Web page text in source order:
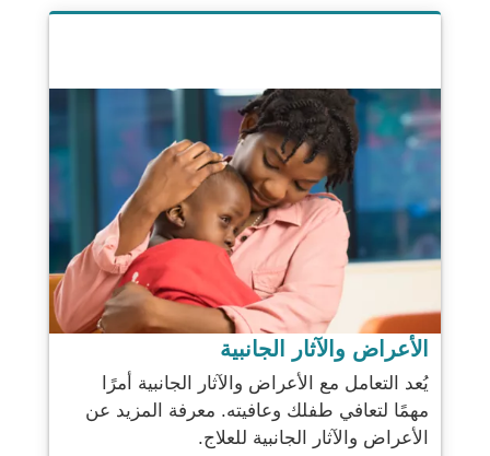
الأعراض والآثار الجانبية
يُعد التعامل مع الأعراض والآثار الجانبية أمرًا
مهمًا لتعافي طفلك وعافيته. معرفة المزيد عن
الأعراض والآثار الجانبية للعلاج.